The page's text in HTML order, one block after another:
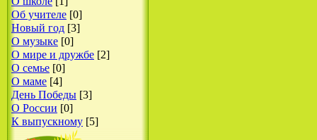
Об учителе [0]
Новый год [3]
О музыке [0]
О мире и дружбе [2]
О семье [0]
О маме [4]
День Победы [3]
О России [0]
К выпускному [5]